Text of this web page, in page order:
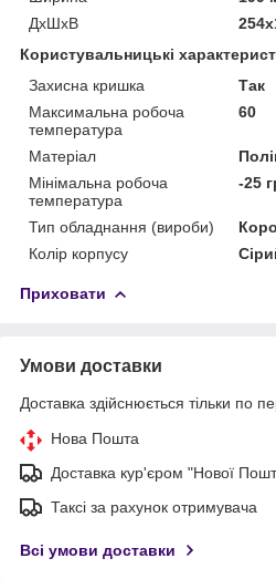
ДхШхВ
Користувальницькі
Захисна кришка
Так
Максимальна робоча
температура
60
Матеріал
Мінімальна робоча
температура
-25
Тип обладнання (вироби)
Колір корпусу
Приховати
Умови доставки
Доставка здійснюється тільки по
Нова Пошта
Доставка кур'єром "Нової
Таксі за рахунок отримувача
Всі умови доставки